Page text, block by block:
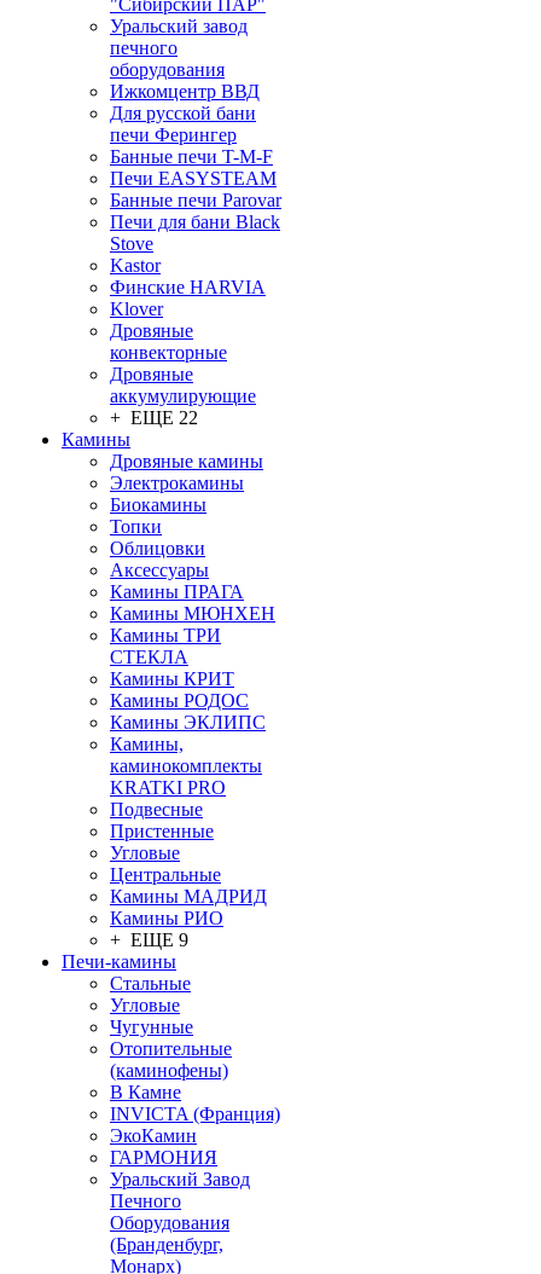
"Сибирский ПАР"
Уральский завод
печного
оборудования
Ижкомцентр ВВД
Для русской бани
печи Ферингер
Банные печи T-M-F
Печи EASYSTEAM
Банные печи Parovar
Печи для бани Black
Stove
Kastor
Финские HARVIA
Klover
Дровяные
конвекторные
Дровяные
аккумулирующие
+ ЕЩЕ 22
Камины
Дровяные камины
Электрокамины
Биокамины
Топки
Облицовки
Аксессуары
Камины ПРАГА
Камины МЮНХЕН
Камины ТРИ
СТЕКЛА
Камины КРИТ
Камины РОДОС
Камины ЭКЛИПС
Камины,
каминокомплекты
KRATKI PRO
Подвесные
Пристенные
Угловые
Центральные
Камины МАДРИД
Камины РИО
+ ЕЩЕ 9
Печи-камины
Стальные
Угловые
Чугунные
Отопительные
(каминофены)
В Камне
INVICTA (Франция)
ЭкоКамин
ГАРМОНИЯ
Уральский Завод
Печного
Оборудования
(Бранденбург,
Монарх)